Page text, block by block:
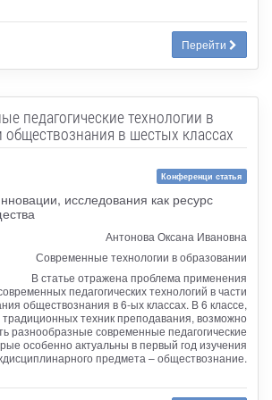
Перейти
педагогические технологии в
обществознания в шестых классах
Конференци статья
исследования как ресурс
Антонова Оксана Ивановна
Современные технологии в образовании
В статье отражена проблема применения
педагогических технологий в части
обществознания в 6-ых классах. В 6 классе,
техник преподавания, возможно
разнообразные современные педагогические
особенно актуальны в первый год изучения
предмета – обществознание.